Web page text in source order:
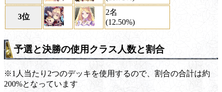
3位
2名
(12.50%)
予選と決勝の使用クラス人数と割合
※1人当たり2つのデッキを使用するので、割合の合計は約
200%となっています